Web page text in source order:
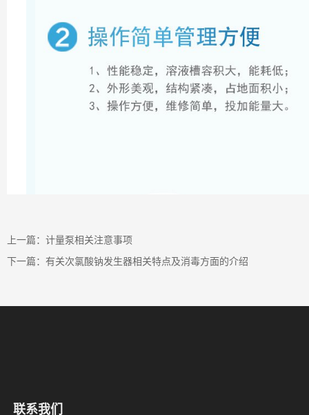
上一篇： 计量泵相关注意事项
下一篇： 有关次氯酸钠发生器相关特点及消毒方面的介绍
联系我们